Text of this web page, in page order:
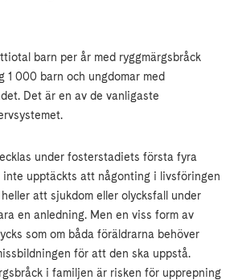
barn per år med ryggmärgsbråck
1 000 barn och ungdomar med
Det är en av de vanligaste
under fosterstadiets första fyra
inte upptäckts att någonting i livsföringen
att sjukdom eller olycksfall under
en anledning. Men en viss form av
som om båda föräldrarna behöver
för att den ska uppstå.
i familjen är risken för upprepning